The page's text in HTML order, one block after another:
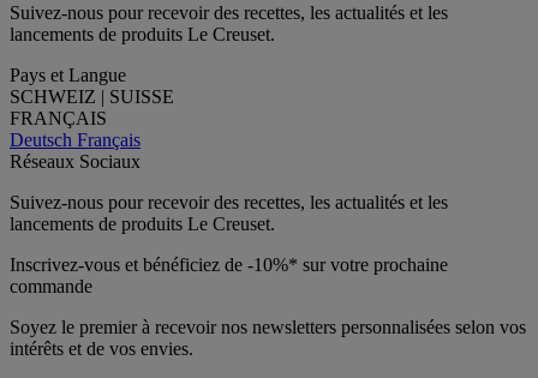
Suivez-nous pour recevoir des recettes, les actualités et les
lancements de produits Le Creuset.
Pays et Langue
SCHWEIZ | SUISSE
FRANÇAIS
Deutsch Français
Réseaux Sociaux
Suivez-nous pour recevoir des recettes, les actualités et les
lancements de produits Le Creuset.
Inscrivez-vous et bénéficiez de -10%* sur votre prochaine
commande
Soyez le premier à recevoir nos newsletters personnalisées selon vos
intérêts et de vos envies.